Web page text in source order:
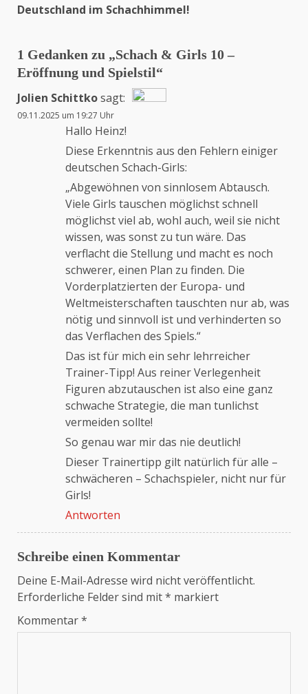
Deutschland im Schachhimmel!
1 Gedanken zu „Schach & Girls 10 –
Eröffnung und Spielstil“
Jolien Schittkosagt:
Das „Echte-Person“-Abzeichen!
Anti-Spam von CleanTalk
09.11.2025 um 19:27 Uhr
Hallo Heinz!
Diese Erkenntnis aus den Fehlern einiger
deutschen Schach-Girls:
„Abgewöhnen von sinnlosem Abtausch.
Viele Girls tauschen möglichst schnell
möglichst viel ab, wohl auch, weil sie nicht
wissen, was sonst zu tun wäre. Das
verflacht die Stellung und macht es noch
schwerer, einen Plan zu finden. Die
Vorderplatzierten der Europa- und
Weltmeisterschaften tauschten nur ab, was
nötig und sinnvoll ist und verhinderten so
das Verflachen des Spiels.“
Das ist für mich ein sehr lehrreicher
Trainer-Tipp! Aus reiner Verlegenheit
Figuren abzutauschen ist also eine ganz
schwache Strategie, die man tunlichst
vermeiden sollte!
So genau war mir das nie deutlich!
Dieser Trainertipp gilt natürlich für alle –
schwächeren – Schachspieler, nicht nur für
Girls!
Antworten
Schreibe einen Kommentar
Deine E-Mail-Adresse wird nicht veröffentlicht.
Erforderliche Felder sind mit* markiert
Kommentar*